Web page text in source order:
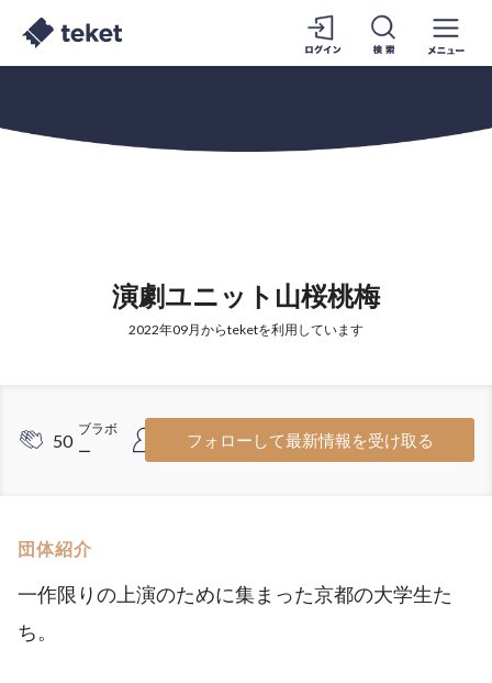
演劇ユニット山桜桃梅
2022年09月からteketを利用しています
50
ブラボ
ー
ー
フォローして最新情報を受け取る
団体紹介
一作限りの上演のために集まった京都の大学生た
ち。